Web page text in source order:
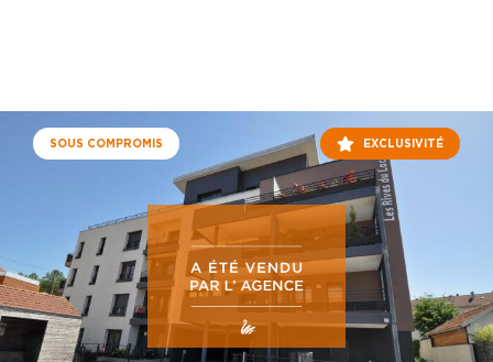
EXCLUSIVITÉ
SOUS COMPROMIS